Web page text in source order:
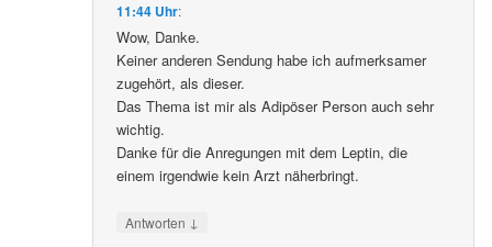
11:44 Uhr:
Wow, Danke.
Keiner anderen Sendung habe ich aufmerksamer
zugehört, als dieser.
Das Thema ist mir als Adipöser Person auch sehr
wichtig.
Danke für die Anregungen mit dem Leptin, die
einem irgendwie kein Arzt näherbringt.
Antworten ↓